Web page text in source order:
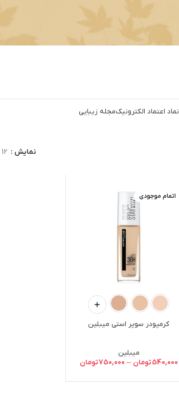
نماد اعتماد الکترونیکمجله زیبایی
نمایش 12
اتمام موجودی
کرمپودر سوپر استی میبلین
میبلین
540,000تومان –
750,000تومان